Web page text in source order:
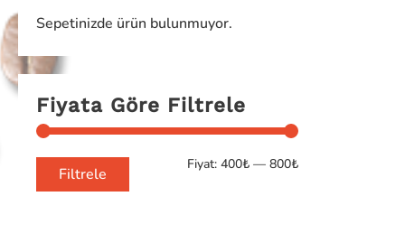
Sepetinizde ürün bulunmuyor.
Fiyata Göre Filtrele
Filtrele
Fiyat: 400₺ — 800₺